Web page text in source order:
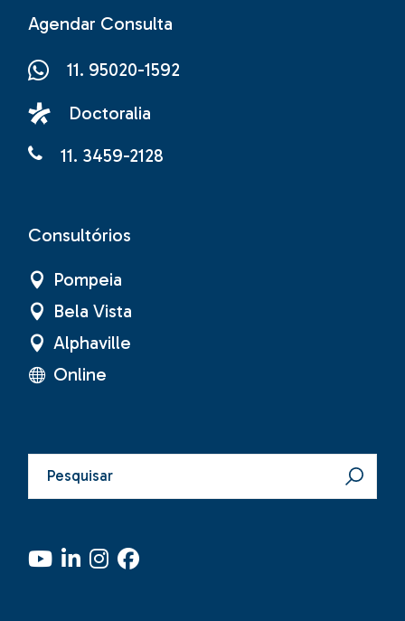
Agendar Consulta
11. 95020-1592
Doctoralia
11. 3459-2128
Consultórios
Pompeia
Bela Vista
Alphaville
Online
por: